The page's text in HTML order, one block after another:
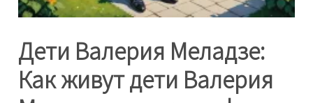
Дети Валерия Меладзе:
Как живут дети Валерия